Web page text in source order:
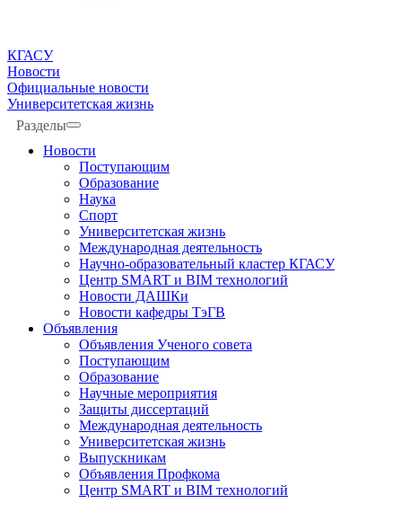
КГАСУ
Новости
Официальные новости
Университетская жизнь
Разделы
Новости
Поступающим
Образование
Наука
Спорт
Университетская жизнь
Международная деятельность
Научно-образовательный кластер КГАСУ
Центр SMART и BIM технологий
Новости ДАШКи
Новости кафедры ТэГВ
Объявления
Объявления Ученого совета
Поступающим
Образование
Научные мероприятия
Защиты диссертаций
Международная деятельность
Университетская жизнь
Выпускникам
Объявления Профкома
Центр SMART и BIM технологий